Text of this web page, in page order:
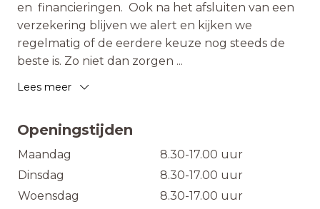
en financieringen. Ook na het afsluiten van een
verzekering blijven we alert en kijken we
regelmatig of de eerdere keuze nog steeds de
beste is. Zo niet dan zorgen ...
Lees meer
Openingstijden
Maandag
8.30-17.00 uur
Dinsdag
8.30-17.00 uur
Woensdag
8.30-17.00 uur